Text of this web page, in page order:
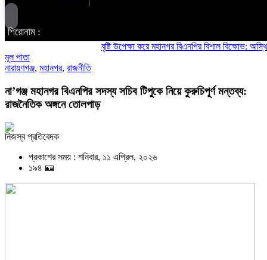
শিরোনাম :
বৃষ্টি উপেক্ষা করে মহানগর বিএনপির বিশাল বিক্ষোভ:
মূল পাতা
নারায়ণগঞ্জ, মহানগর, রাজনীতি
না’গঞ্জ মহানগর বিএনপির সদস্য সচিব টিপুকে নিয়ে কুরুচিপূর্ণ মন্তব্য:
রাজনৈতিক অঙ্গনে তোলপাড়
নিজস্ব প্রতিবেদক
প্রকাশের সময় : শনিবার, ১১ এপ্রিল, ২০২৬
১৯৪ 🪪